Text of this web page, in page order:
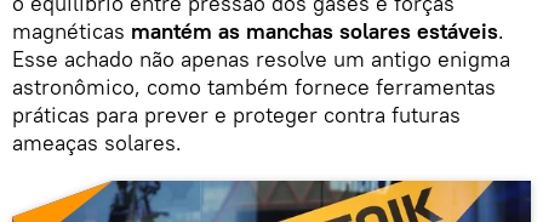
magnéticas mantém as manchas solares estáveis.
Esse achado não apenas resolve um antigo enigma
astronômico, como também fornece ferramentas
práticas para prever e proteger contra futuras
ameaças solares.